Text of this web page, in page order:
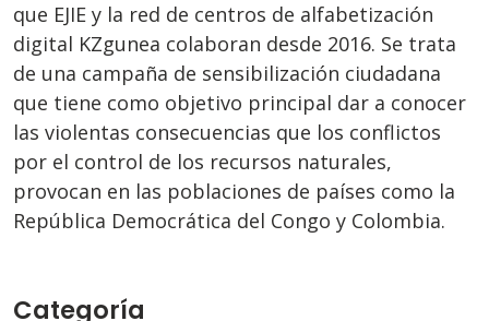
que EJIE y la red de centros de alfabetización
digital KZgunea colaboran desde 2016. Se trata
de una campaña de sensibilización ciudadana
que tiene como objetivo principal dar a conocer
las violentas consecuencias que los conflictos
por el control de los recursos naturales,
provocan en las poblaciones de países como la
República Democrática del Congo y Colombia.
Categoría